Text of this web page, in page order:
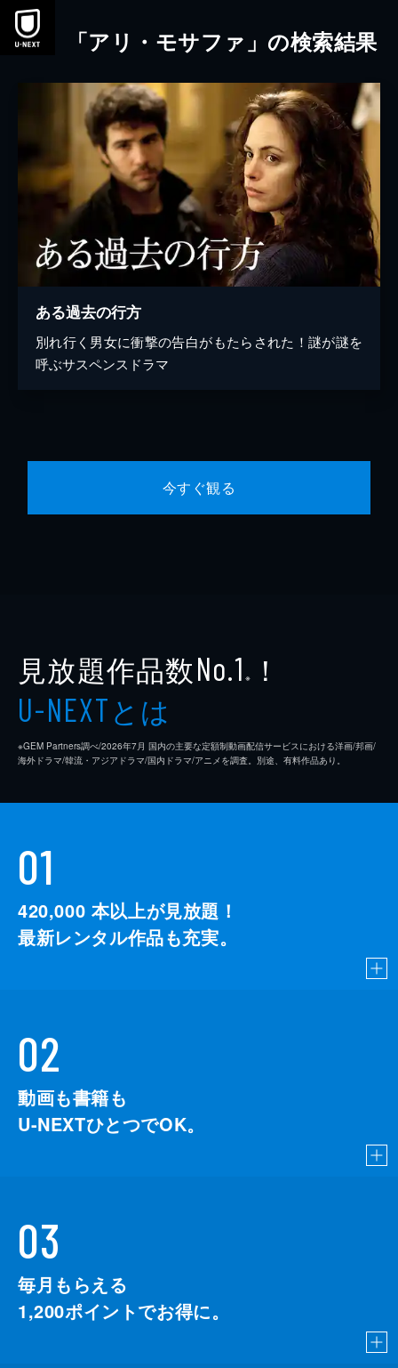
本文へスキップ
「アリ・モサファ」の検索結果
ある過去の行方
別れ行く男女に衝撃の告白がもたらされた！謎が謎を
呼ぶサスペンスドラマ
今すぐ観る
見放題作品数No.1 ※ ！
U-NEXTとは
※GEM Partners調べ/2026年7⽉ 国内の主要な定額制動画配信サービスにおける洋画/邦画/
海外ドラマ/韓流・アジアドラマ/国内ドラマ/アニメを調査。別途、有料作品あり。
01
420,000 本以上が見放題！
最新レンタル作品も充実。
02
動画も書籍も
U-NEXTひとつでOK。
03
毎月もらえる
1,200ポイントでお得に。